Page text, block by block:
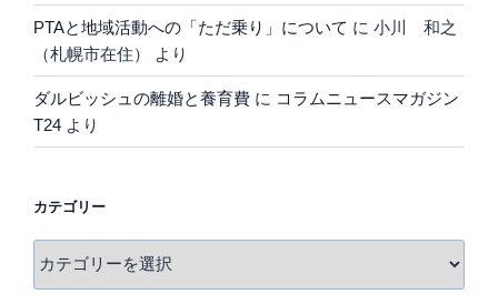
PTAと地域活動への「ただ乗り」について に 小川 和之
（札幌市在住）
より
ダルビッシュの離婚と養育費 に コラムニュースマガジン
T24 より
カテゴリー